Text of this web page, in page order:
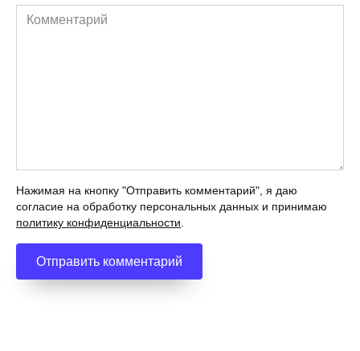
Комментарий
Нажимая на кнопку "Отправить комментарий", я даю
согласие на обработку персональных данных и принимаю
политику конфиденциальности.